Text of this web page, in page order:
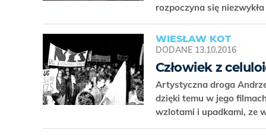
rozpoczyna się
WIESŁAW KOT
DODANE 13.10.2016
Człowiek z
Artystyczna droga
dzięki temu w jego
wzlotami i upadkami, ze